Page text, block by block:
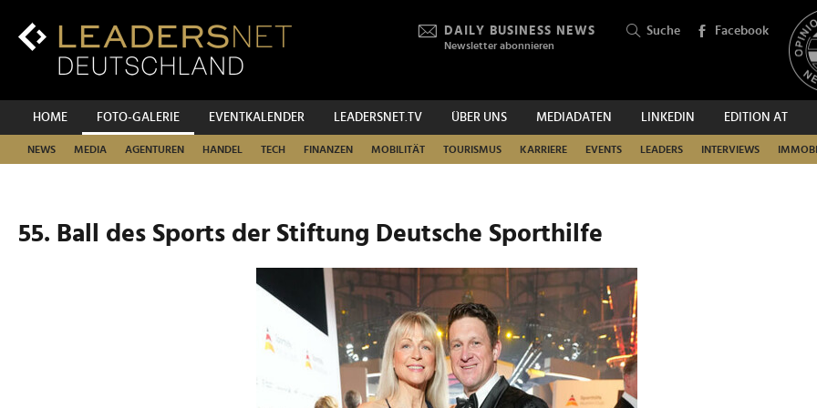
Inhalt
Hauptnavigation
DAILY BUSINESS NEWS
Newsletter abonnieren
Suche Facebook
HOME FOTO-GALERIE EVENTKALENDER LEADERSNET.TV ÜBER UNS MEDIADATEN LINKEDIN EDITION AT
NEWS MEDIA AGENTUREN HANDEL TECH FINANZEN MOBILITÄT TOURISMUS KARRIERE EVENTS LEADERS INTERVIEWS
SUCHEN
55. Ball des Sports der Stiftung Deutsche Sporthilfe